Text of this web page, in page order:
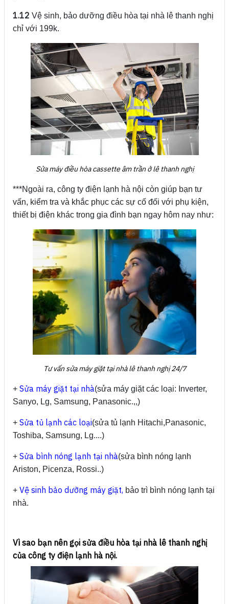
1.12 Vệ sinh, bảo dưỡng điều hòa tại nhà lê thanh nghị
chỉ với 199k.
Sửa máy điều hòa cassette âm trần ở lê thanh nghị
***Ngoài ra, công ty điện lạnh hà nội còn giúp bạn tư
vấn, kiểm tra và khắc phục các sự cố đối với phụ kiện,
thiết bị điện khác trong gia đình bạn ngay hôm nay như:
Tư vấn sửa máy giặt tại nhà lê thanh nghị 24/7
+ Sửa máy giặt tại nhà(sửa máy giặt các loại: Inverter,
Sanyo, Lg, Samsung, Panasonic.,,)
+ Sửa tủ lạnh các loại(sửa tủ lạnh Hitachi,Panasonic,
Toshiba, Samsung, Lg....)
+ Sửa bình nóng lạnh tại nhà(sửa bình nóng lạnh
Ariston, Picenza, Rossi..)
+ Vệ sinh bảo dưỡng máy giặt, bảo trì bình nóng lạnh tại
nhà.
Vì sao bạn nên gọi sửa điều hòa tại nhà lê thanh nghị
của công ty điện lạnh hà nội.